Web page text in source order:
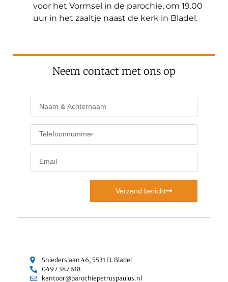
voor het Vormsel in de parochie, om 19.00
uur in het zaaltje naast de kerk in Bladel.
Neem contact met ons op
Verzend bericht
Sniederslaan 46, 5531 EL Bladel
0497 387 618
kantoor@parochiepetruspaulus.nl